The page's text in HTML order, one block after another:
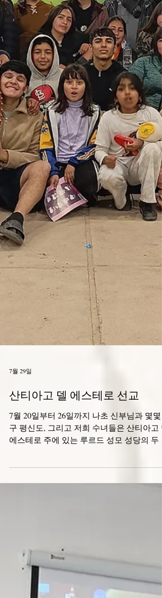
7월 29일
산티아고 델 에스테로 선교
7월 20일부터 26일까지 나초 신부님과 몇몇
구 평신도, 그리고 저희 수녀들은 산티아고
동체를 방문하는 선교 활동에 참여했습니다.
이 선교 활동은 은혜와 협력, 그리고 그곳의
느님은 선한 마음을 가진 사람들, 즉 그분을
고, 어려움 속에서도 믿음을 굳건히 지키며,
수님께서 가르치신 진정한 가치를 지키는 사
람들의 마음속에 당신의 존재를 드러내십니